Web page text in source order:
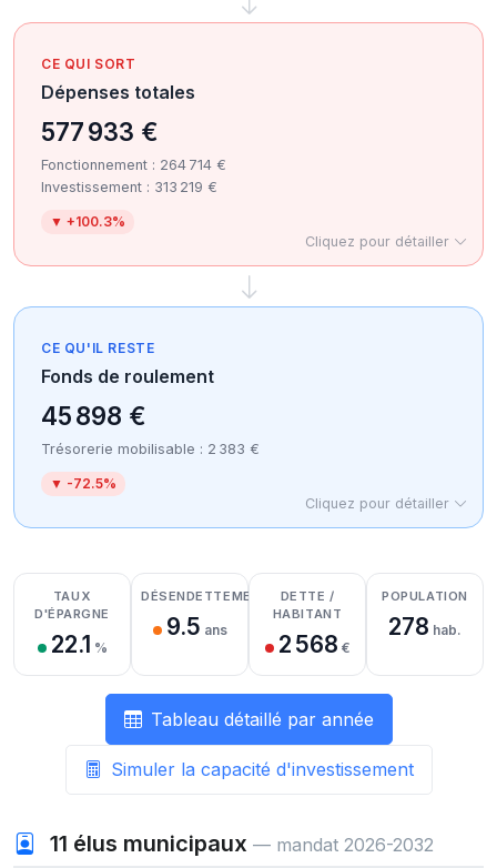
CE QUI SORT
Dépenses totales
577 933 €
Fonctionnement : 264 714 €
Investissement : 313 219 €
▼ +100.3%
Cliquez pour détailler
CE QU'IL RESTE
Fonds de roulement
45 898 €
Trésorerie mobilisable : 2 383 €
▼ -72.5%
Cliquez pour détailler
Détail des recettes
Détail des dépenses
Détail de la trésorerie
TAUX
D'ÉPARGNE
22.1 %
DÉSENDETTEMENT
9.5 ans
DETTE /
HABITANT
2 568 €
POPULATION
278 hab.
Tableau détaillé par année
Simuler la capacité d'investissement
11 élus municipaux — mandat 2026-2032